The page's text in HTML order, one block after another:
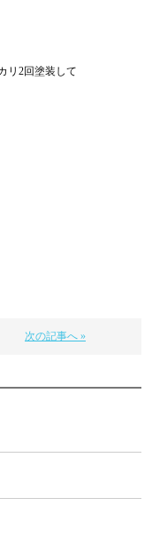
リ2回塗装して
次の記事へ »